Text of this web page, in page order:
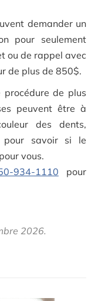
demander un
pour seulement
ou de rappel avec
de plus de 850$.
de plus
peuvent être à
des dents,
pour savoir si le
vous.
934-1110 pour
2026.